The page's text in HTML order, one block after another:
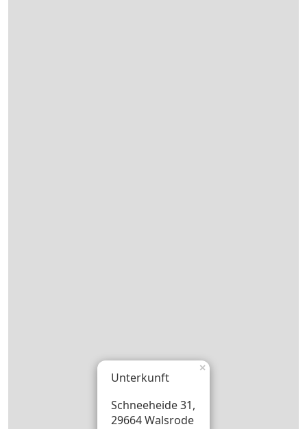
Unterkunft
Schneeheide 31,
29664 Walsrode
×